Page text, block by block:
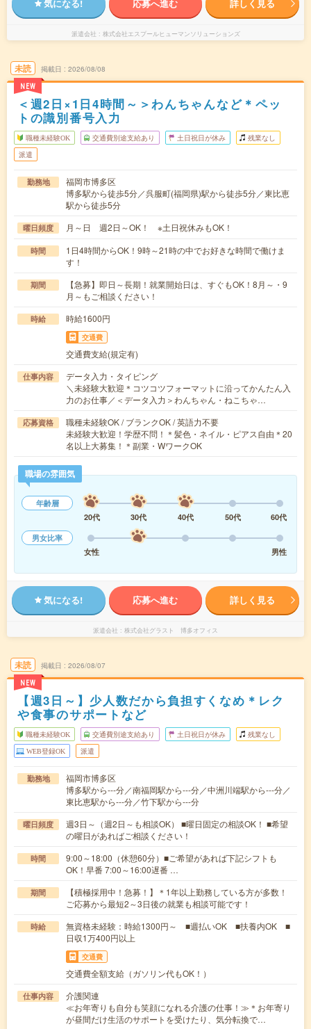
気になる! 応募へ進む 詳しく見る
派遣会社 株式会社エスプールヒューマンソリューションズ
未読
NEW
掲載日 2026/08/08
＜週2日×1日4時間～＞わんちゃんなど＊ペッ
トの識別番号入力
職種未経験OK 交通費別途支給あり 土日祝日が休み 残業なし
派遣
勤務地
福岡市博多区
博多駅から徒歩5分／呉服町(福岡県)駅から徒歩5分／東比恵
駅から徒歩5分
曜日頻度 月～日 週2日～OK！ ※土日祝休みもOK！
時間
1日4時間からOK！9時～21時の中でお好きな時間で働けま
す！
期間
【急募】即日～長期！就業開始日は、すぐもOK！8月～・9
月～もご相談ください！
時給 時給1600円
交通費
交通費支給(規定有)
仕事内容
データ入力・タイピング
＼未経験大歓迎＊コツコツフォーマットに沿ってかんたん入
力のお仕事／＜データ入力＞わんちゃん・ねこちゃ…
応募資格
職種未経験OK / ブランクOK / 英語力不要
未経験大歓迎！学歴不問！＊髪色・ネイル・ピアス自由＊20
名以上大募集！＊副業・WワークOK
職場の雰囲気
年齢層
20代
30代 40代 50代
60代
男女比率
女性
男性
気になる! 応募へ進む 詳しく見る
派遣会社 株式会社グラスト 博多オフィス
未読
NEW
掲載日 2026/08/07
【週3日～】少人数だから負担すくなめ＊レク
や食事のサポートなど
職種未経験OK 交通費別途支給あり 土日祝日が休み 残業なし
WEB登録OK 派遣
勤務地
福岡市博多区
博多駅から---分／南福岡駅から---分／中洲川端駅から---分／
東比恵駅から---分／竹下駅から---分
曜日頻度
週3日～（週2日～も相談OK） ■曜日固定の相談OK！ ■希望
の曜日があればご相談ください！
時間
9:00～18:00（休憩60分）■ご希望があれば下記シフトも
OK！早番 7:00～16:00遅番 …
期間
【積極採用中！急募！】＊1年以上勤務している方が多数！
ご応募から最短2～3日後の就業も相談可能です！
時給
無資格未経験：時給1300円～ ■週払いOK ■扶養内OK ■
日収1万400円以上
交通費
交通費全額支給（ガソリン代もOK！）
仕事内容
介護関連
≪お年寄りも自分も笑顔になれる介護の仕事！≫＊お年寄り
が昼間だけ生活のサポートを受けたり、気分転換で…